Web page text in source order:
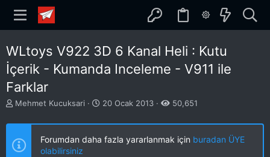
WLtoys V922 3D 6 Kanal Heli : Kutu
İçerik - Kumanda Inceleme - V911 ile
Farklar
K
n
u
Mehmet Kucuksari
B
ş
a
20 Ocak 2013 50,651
Forumdan daha fazla yararlanmak için buradan ÜYE
olabilirsiniz